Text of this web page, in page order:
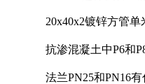
20x40x2镀锌方管
抗渗混凝土中P6和
法兰PN25和PN16有